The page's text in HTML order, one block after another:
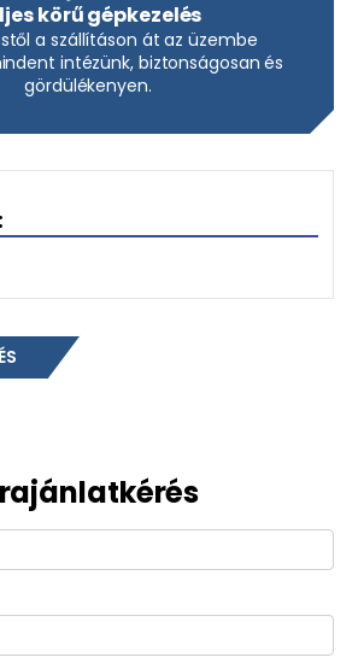
körű gépkezelés
a szállításon át az üzembe
intézünk, biztonságosan és
gördülékenyen.